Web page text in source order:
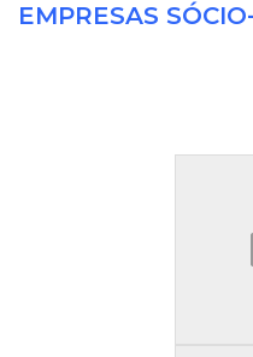
EMPRESAS